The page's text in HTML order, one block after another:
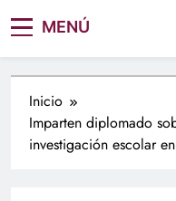
MENÚ
Inicio
Imparten diplomado
investigación escolar